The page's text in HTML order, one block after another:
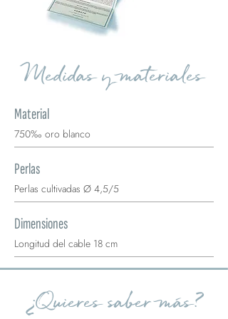
Medidas y materiales
Material
750‰ oro blanco
Perlas
Perlas cultivadas Ø 4,5/5
Dimensiones
Longitud del cable 18 cm
¿Quieres saber más?